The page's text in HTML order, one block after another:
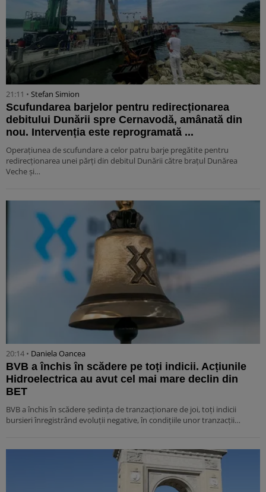
21:11 • Stefan Simion
Scufundarea barjelor pentru redirecționarea
debitului Dunării spre Cernavodă, amânată din
nou. Intervenția este reprogramată ...
Operațiunea de scufundare a celor patru barje pregătite pentru
redirecționarea unei părți din debitul Dunării către brațul Dunărea
Veche și…
20:14 • Daniela Oancea
BVB a închis în scădere pe toți indicii. Acțiunile
Hidroelectrica au avut cel mai mare declin din
BET
BVB a închis în scădere ședința de tranzacționare de joi, toți indicii
bursieri înregistrând evoluții negative, în condițiile unor tranzacții…